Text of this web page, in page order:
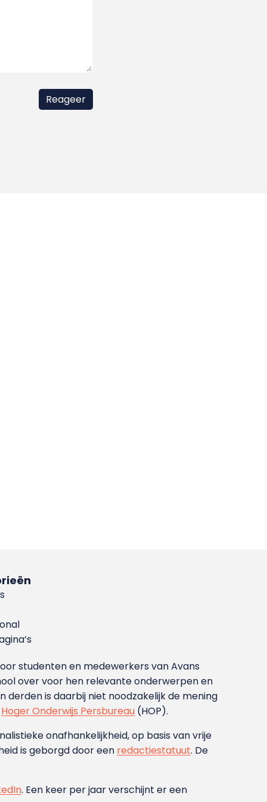
studenten en medewerkers van Avans
over voor hen relevante onderwerpen en
is daarbij niet noodzakelijk de mening
Hoger Onderwijs Persbureau (HOP).
onafhankelijkheid, op basis van vrije
is geborgd door een redactiestatuut. De
. Een keer per jaar verschijnt er een